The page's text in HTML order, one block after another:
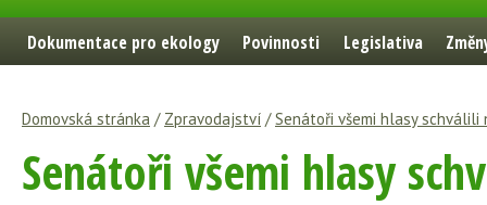
Dokumentace pro ekology Povinnosti Legislativa
Domovská stránka / Zpravodajství /Senátoři všemi hlasy
Senátoři všemi hlasy